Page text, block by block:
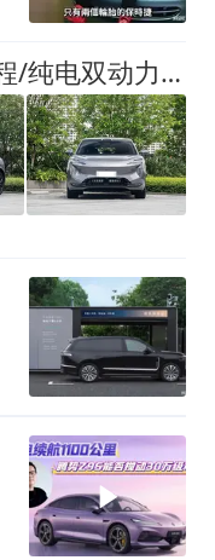
全新中大型SUV上市！增程/纯电双动力可选，800V高压+空悬+三电机